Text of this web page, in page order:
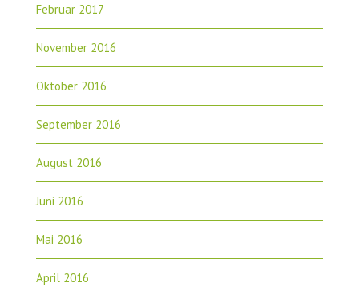
Februar 2017
November 2016
Oktober 2016
September 2016
August 2016
Juni 2016
Mai 2016
April 2016